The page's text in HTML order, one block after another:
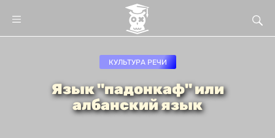
КУЛЬТУРА РЕЧИ
Язык "падонкаф" или
албанский язык